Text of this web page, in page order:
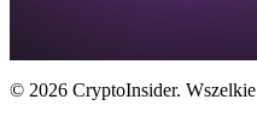
© 2026 CryptoInsider. Wszelkie